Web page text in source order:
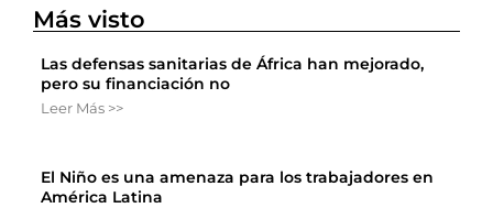
Más visto
Las defensas sanitarias de África han mejorado,
pero su financiación no
Leer Más >>
El Niño es una amenaza para los trabajadores en
América Latina